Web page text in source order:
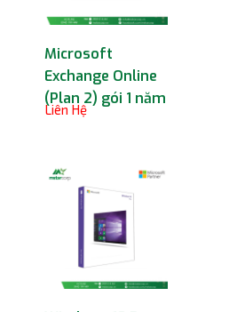
Microsoft
Exchange Online
(Plan 2) gói 1 năm
Liên Hệ